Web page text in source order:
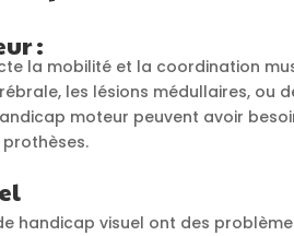
:
la mobilité et la coordination
les lésions médullaires, ou
moteur peuvent avoir
handicap visuel ont des